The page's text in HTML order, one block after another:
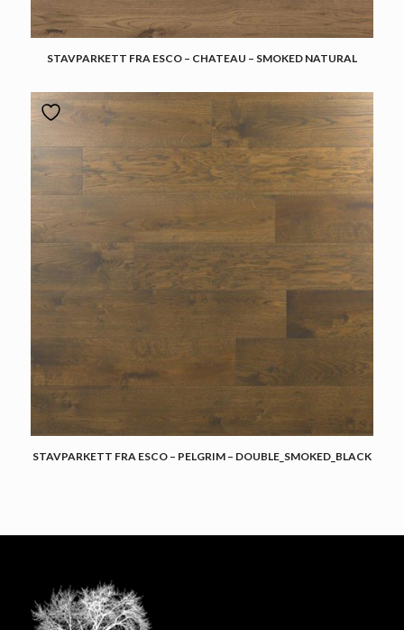
STAVPARKETT FRA ESCO – CHATEAU – SMOKED NATURAL
STAVPARKETT FRA ESCO – PELGRIM – DOUBLE_SMOKED_BLACK